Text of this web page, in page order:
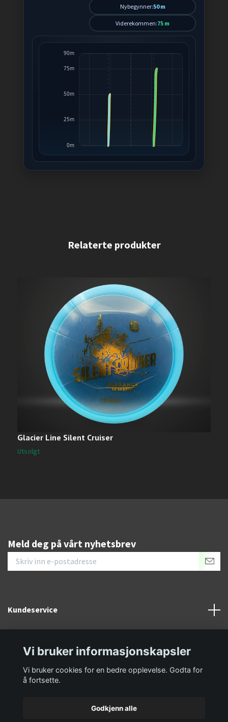
Nybegynner:50 m
Viderekommen:75 m
0m
25m
50m
75m
90m
Glacier Line Silent Cruiser
Utsolgt
Meld deg på vårt nyhetsbrev
Kundeservice
Sosiale medier
Vi bruker informasjonskapsler
Vi bruker cookies for en bedre opplevelse. Godta for
å fortsette.
Godkjenn alle